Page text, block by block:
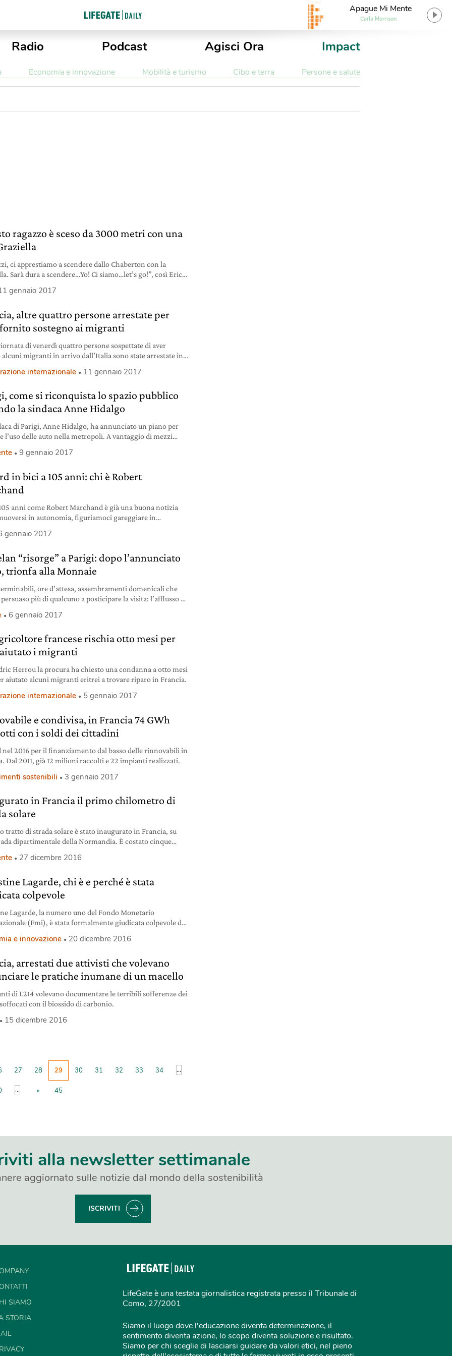
Apague Mi Mente
Carla Morrison
Radio Podcast Agisci Ora Impact
Economia e innovazione Mobilità e turismo Cibo e terra Persone e salute
ragazzo è sceso da 3000 metri con una
ci apprestiamo a scendere dallo Chaberton con la
Sarà dura a scendere…Yo! Ci siamo…let’s go!”, così Erich
sul sentiero ciottoloso della montagna. Già dopo pochi
a ballare il tango…frena veramente poco sta ragazza,
gennaio 2017
altre quattro persone arrestate per
sostegno ai migranti
di venerdì quattro persone sospettate di aver
alcuni migranti in arrivo dall’Italia sono state arrestate in
internazionale 11 gennaio 2017
come si riconquista lo spazio pubblico
la sindaca Anne Hidalgo
di Parigi, Anne Hidalgo, ha annunciato un piano per
l’uso delle auto nella metropoli. A vantaggio di mezzi
9 gennaio 2017
in bici a 105 anni: chi è Robert
anni come Robert Marchand è già una buona notizia
in autonomia, figuriamoci gareggiare in
al velodromo di Saint-Quentin-en-Yvelines, alle porte
realizzando, mercoledì 4 gennaio, il nuovo record di
chilometri nella
gennaio 2017
“risorge” a Parigi: dopo l’annunciato
trionfa alla Monnaie
ore d’attesa, assembramenti domenicali che
più di qualcuno a posticipare la visita: l’afflusso di
e l’interesse riscossi da un artista che, dopo la solenne
l’imminente ritiro. E
6 gennaio 2017
francese rischia otto mesi per
i migranti
Herrou la procura ha chiesto una condanna a otto mesi
aiutato alcuni migranti eritrei a trovare riparo in Francia.
internazionale 5 gennaio 2017
e condivisa, in Francia 74 GWh
con i soldi dei cittadini
nel 2016 per il finanziamento dal basso delle rinnovabili in
Dal 2011, già 12 milioni raccolti e 22 impianti realizzati.
sostenibili 3 gennaio 2017
in Francia il primo chilometro di
solare
tratto di strada solare è stato inaugurato in Francia, su
dipartimentale della Normandia. È costato cinque
27 dicembre 2016
Lagarde, chi è e perché è stata
colpevole
Lagarde, la numero uno del Fondo Monetario
(Fmi), è stata formalmente giudicata colpevole di
Tapie e Crédit Lyonnais per la cessione di Adidas. La
non ha comminato nessuna pena. Com’è
e innovazione 20 dicembre 2016
arrestati due attivisti che volevano
le pratiche inumane di un macello
di L214 volevano documentare le terribili sofferenze dei
con il biossido di carbonio.
15 dicembre 2016
27 28 29 30 31 32 33 34 ...
... » 45
alla newsletter settimanale
aggiornato sulle notizie dal mondo della sostenibilità
ISCRIVITI
SIAMO
STORIA
LifeGate è una testata giornalistica registrata presso il Tribunale di
Como, 27/2001
Siamo il luogo dove l'educazione diventa determinazione, il
sentimento diventa azione, lo scopo diventa soluzione e risultato.
Siamo per chi sceglie di lasciarsi guidare da valori etici, nel pieno